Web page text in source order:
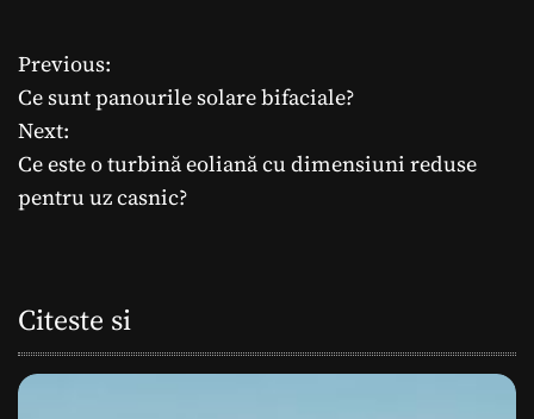
N
a
v
a
r
Previous:
Ce sunt panourile solare bifaciale?
Next:
Ce este o turbină eoliană cu dimensiuni reduse
pentru uz casnic?
Citeste si